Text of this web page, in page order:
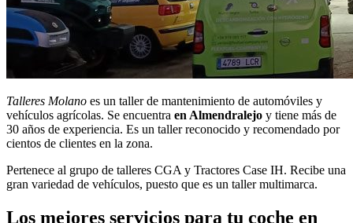
Talleres Molano es un taller de mantenimiento de automóviles y
vehículos agrícolas. Se encuentra en Almendralejo y tiene más de
30 años de experiencia. Es un taller reconocido y recomendado por
cientos de clientes en la zona.
Pertenece al grupo de talleres CGA y Tractores Case IH. Recibe una
gran variedad de vehículos, puesto que es un taller multimarca.
Los mejores servicios para tu coche en